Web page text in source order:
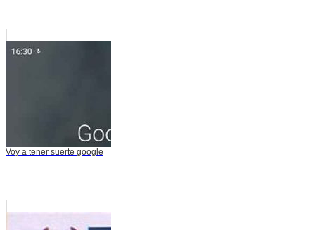
Voy a tener suerte google